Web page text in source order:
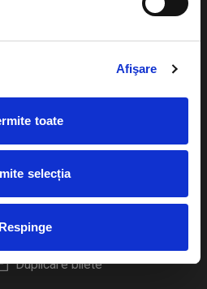
Afişare
toate
selecția
Respinge
Cum comand bilete?
Plata online sau cash
eBilet printat acasa
Livrare prin curier
Returnare bilete
Duplicare bilete